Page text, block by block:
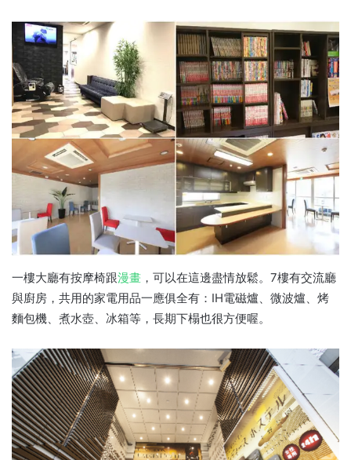
一樓大廳有按摩椅跟漫畫 ，可以在這邊盡情放鬆。7樓有交流廳
與廚房，共用的家電用品一應俱全有：IH電磁爐、微波爐、烤
麵包機、煮水壺、冰箱等，長期下榻也很方便喔。